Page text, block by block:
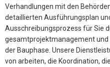
Verhandlungen mit den
detaillierten Ausführungsplan
Ausschreibungsprozess für Sie
gesamtprojektmanagement und
der Bauphase. Unsere
von arbeiten, die Koordination,